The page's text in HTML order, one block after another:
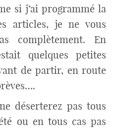
si j’ai programmé la
articles, je ne vous
complètement. En
quelques petites
de partir, en route
déserterez pas tous
ou en tous cas pas